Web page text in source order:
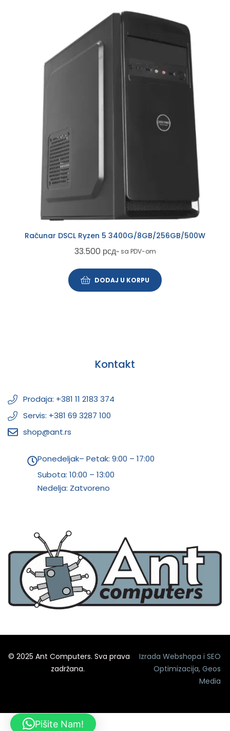
Računar DSCL Ryzen 5 3400G/8GB/256GB/500W
33.500 рсд~ sa PDV-om
DODAJ U KORPU
Kontakt
Prodaja: +381 11 2183 374
Servis: +381 69 3287 100
shop@ant.rs
Ponedeljak– Petak: 9:00 – 17:00
Subota: 10:00 – 13:00
Nedelja: Zatvoreno
© 2025 Ant Computers. Sva prava
zadržana.
Izrada Webshopa iSEO
Optimizacija,Geos
Media
Pišite Nam!